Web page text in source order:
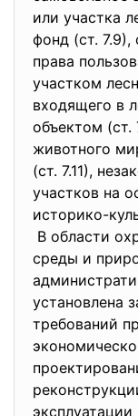
или участка
фонд (ст. 7.9),
права
участком
входящего в
объектом (ст.
животного
(ст. 7.11),
участков на
историко-
В области
среды и
установлена
требований